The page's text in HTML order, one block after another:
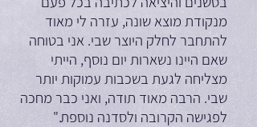
מנקודת מוצא שונה, עזרה לי מאוד
להתחבר לחלק היוצר שבי. אני בטוחה
שאם היינו נשארות יום נוסף, הייתי
מצליחה לגעת בשכבות עמוקות יותר
שבי. הרבה מאוד תודה, ואני כבר מחכה
לפגישה הקרובה ולסדנה נוספת."